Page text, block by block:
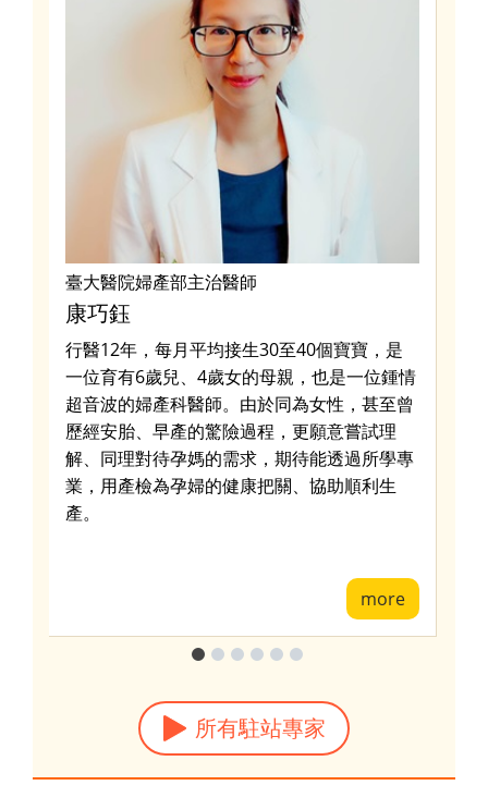
臺大醫院婦產部主治醫師
康巧鈺
行醫12年，每月平均接生30至40個寶寶，是
一位育有6歲兒、4歲女的母親，也是一位鍾情
超音波的婦產科醫師。由於同為女性，甚至曾
歷經安胎、早產的驚險過程，更願意嘗試理
解、同理對待孕媽的需求，期待能透過所學專
業，用產檢為孕婦的健康把關、協助順利生
產。
more
所有駐站專家